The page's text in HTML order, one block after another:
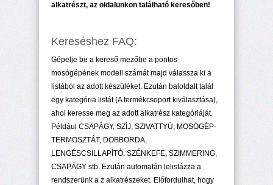
alkatrészt, az oldalunkon található keresőben!
Kereséshez FAQ:
Gépelje be a kereső mezőbe a pontos
mosógépének modell számát majd válassza ki a
listából az adott készüléket. Ezután baloldalt talál
egy kategória listát (A termékcsoport kiválasztása),
ahol keresse meg az adott alkatrész kategóriáját.
Például CSAPÁGY, SZÍJ, SZIVATTYÚ, MOSÓGÉP-
TERMOSZTÁT, DOBBORDA,
LENGÉSCSILLAPÍTÓ, SZÉNKEFE, SZIMMERING,
CSAPÁGY stb. Ezután automatán lelistázza a
rendszerünk a z alkatrészeket. Előfordulhat, hogy